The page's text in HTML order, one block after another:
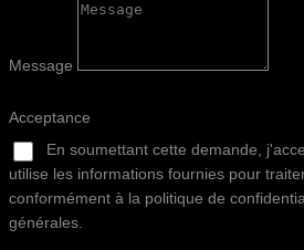
Message
Acceptance
En soumettant cette demande,
utilise les informations fournies pour
conformément à la politique de
générales.